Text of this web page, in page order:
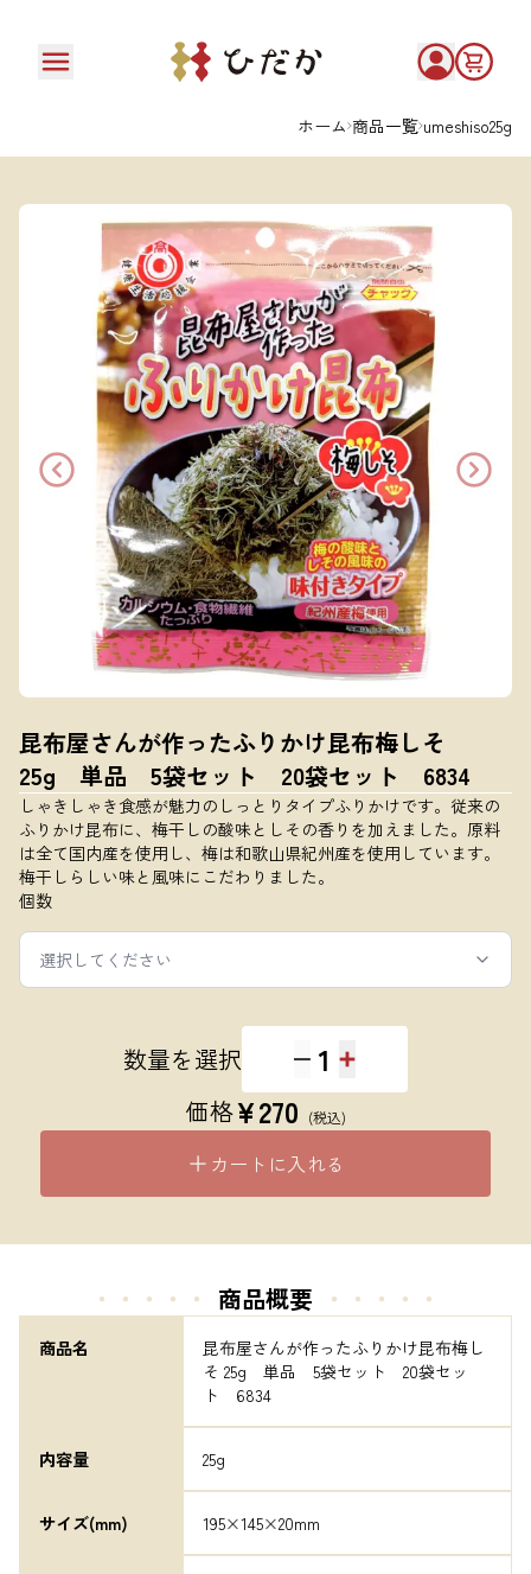
ホーム 商品一覧 umeshiso25g
昆布屋さんが作ったふりかけ昆布梅しそ
25g 単品 5袋セット 20袋セット 6834
しゃきしゃき食感が魅力のしっとりタイプふりかけです。従来の
ふりかけ昆布に、梅干しの酸味としその香りを加えました。原料
は全て国内産を使用し、梅は和歌山県紀州産を使用しています。
梅干しらしい味と風味にこだわりました。
個数
選択してください
数量を選択 1
価格¥270 (税込)
カートに入れる
・・・・・ 商品概要 ・・・・・
商品名
昆布屋さんが作ったふりかけ昆布梅し
そ 25g　単品　5袋セット　20袋セッ
ト　6834
内容量 25g
サイズ(mm) 195×145×20mm